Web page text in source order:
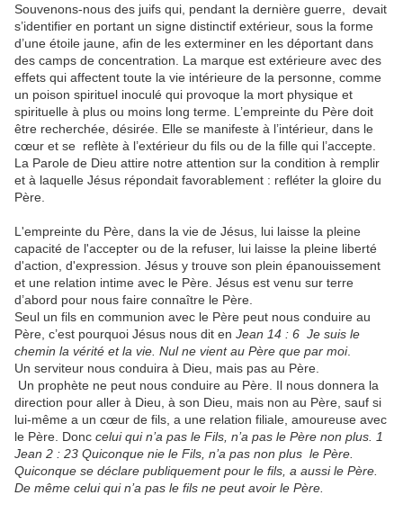
Souvenons-nous des juifs qui, pendant la dernière guerre, devait
s’identifier en portant un signe distinctif extérieur, sous la forme
d’une étoile jaune, afin de les exterminer en les déportant dans
des camps de concentration. La marque est extérieure avec des
effets qui affectent toute la vie intérieure de la personne, comme
un poison spirituel inoculé qui provoque la mort physique et
spirituelle à plus ou moins long terme. L’empreinte du Père doit
être recherchée, désirée. Elle se manifeste à l’intérieur, dans le
cœur et se reflète à l’extérieur du fils ou de la fille qui l’accepte.
La Parole de Dieu attire notre attention sur la condition à remplir
et à laquelle Jésus répondait favorablement : refléter la gloire du
Père.
L'empreinte du Père, dans la vie de Jésus, lui laisse la pleine
capacité de l'accepter ou de la refuser, lui laisse la pleine liberté
d'action, d'expression. Jésus y trouve son plein épanouissement
et une relation intime avec le Père. Jésus est venu sur terre
d’abord pour nous faire connaître le Père.
Seul un fils en communion avec le Père peut nous conduire au
Père, c’est pourquoi Jésus nous dit en Jean 14 : 6 Je suis le
chemin la vérité et la vie. Nul ne vient au Père que par moi.
Un serviteur nous conduira à Dieu, mais pas au Père.
Un prophète ne peut nous conduire au Père. Il nous donnera la
direction pour aller à Dieu, à son Dieu, mais non au Père, sauf si
lui-même a un cœur de fils, a une relation filiale, amoureuse avec
le Père. Donc celui qui n’a pas le Fils, n’a pas le Père non plus. 1
Jean 2 : 23 Quiconque nie le Fils, n’a pas non plus le Père.
Quiconque se déclare publiquement pour le fils, a aussi le Père.
De même celui qui n’a pas le fils ne peut avoir le Père.